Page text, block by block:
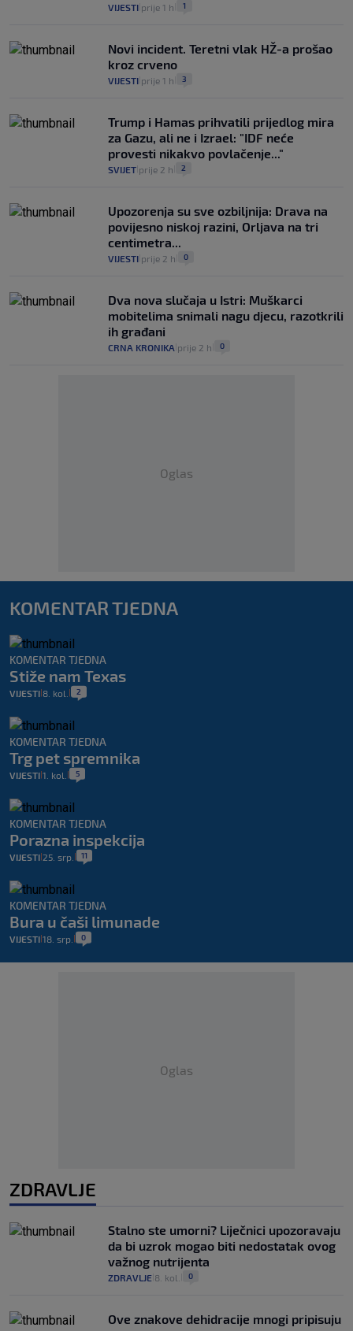
VIJESTI prije 1 h 1
Novi incident. Teretni vlak HŽ-a prošao
kroz crveno
VIJESTI prije 1 h 3
Trump i Hamas prihvatili prijedlog mira
za Gazu, ali ne i Izrael: "IDF neće
provesti nikakvo povlačenje..."
SVIJET prije 2 h 2
Upozorenja su sve ozbiljnija: Drava na
povijesno niskoj razini, Orljava na tri
centimetra...
VIJESTI prije 2 h 0
Dva nova slučaja u Istri: Muškarci
mobitelima snimali nagu djecu, razotkrili
ih građani
CRNA KRONIKA prije 2 h 0
Oglas
KOMENTAR TJEDNA
KOMENTAR TJEDNA
Stiže nam Texas
VIJESTI 8. kol. 2
KOMENTAR TJEDNA
Trg pet spremnika
VIJESTI 1. kol. 5
KOMENTAR TJEDNA
Porazna inspekcija
VIJESTI 25. srp. 11
KOMENTAR TJEDNA
Bura u čaši limunade
VIJESTI 18. srp. 0
Oglas
ZDRAVLJE
Stalno ste umorni? Liječnici upozoravaju
da bi uzrok mogao biti nedostatak ovog
važnog nutrijenta
ZDRAVLJE 8. kol. 0
Ove znakove dehidracije mnogi pripisuju